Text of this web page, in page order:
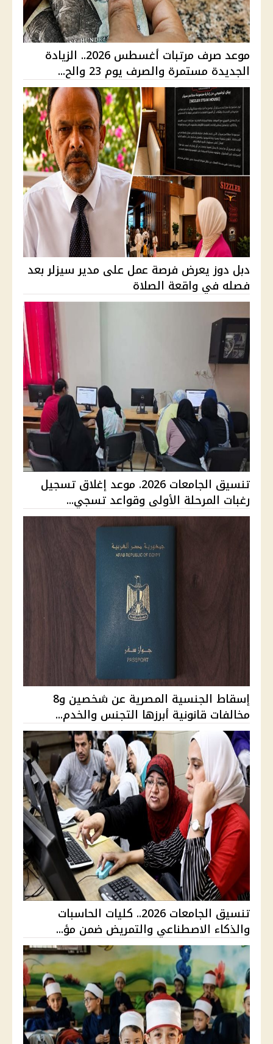
موعد صرف مرتبات أغسطس 2026.. الزيادة
الجديدة مستمرة والصرف يوم 23 والح...
دبل دوز يعرض فرصة عمل على مدير سيزلر بعد
فصله في واقعة الصلاة
تنسيق الجامعات 2026. موعد إغلاق تسجيل
رغبات المرحلة الأولى وقواعد تسجي...
إسقاط الجنسية المصرية عن شخصين و8
مخالفات قانونية أبرزها التجنس والخدم...
تنسيق الجامعات 2026.. كليات الحاسبات
والذكاء الاصطناعي والتمريض ضمن مؤ...